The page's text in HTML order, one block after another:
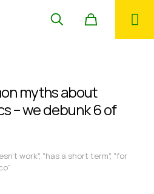
myths about
– we debunk 6 of
work", "has a short term", "for